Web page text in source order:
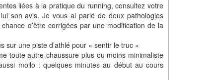
liées à la pratique du running, consultez votre
son avis. Je vous ai parlé de deux pathologies
d’être corrigées par une modification de la
sur une piste d’athlé pour « sentir le truc »
toute autre chaussure plus ou moins minimaliste
mollo : quelques minutes au début au cours